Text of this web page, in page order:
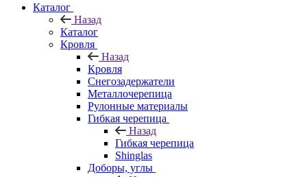
Каталог
Назад
Каталог
Кровля
Назад
Кровля
Снегозадержатели
Металлочерепица
Рулонные материалы
Гибкая черепица
Назад
Гибкая черепица
Shinglas
Доборы, углы